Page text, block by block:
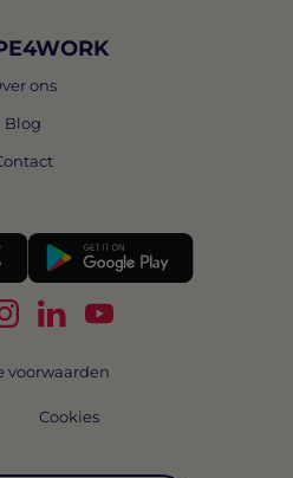
ons
Blog
op TikTok
Volg Swipe4Work op
Volg Swipe4Work op
Volg Swipe4Work
voorwaarden
Cookies